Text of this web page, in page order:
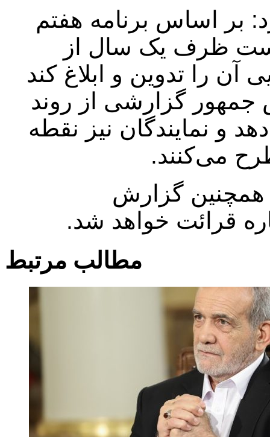
بر اساس برنامه هفتم
ظرف یک سال از
آن را تدوین و ابلاغ کند
جمهور گزارشی از روند
و نمایندگان نیز نقطه
می‌کنند.
همچنین گزارش
قرائت خواهد شد.
مطالب مرتبط